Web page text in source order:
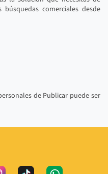
comerciales desde
de Publicar puede ser